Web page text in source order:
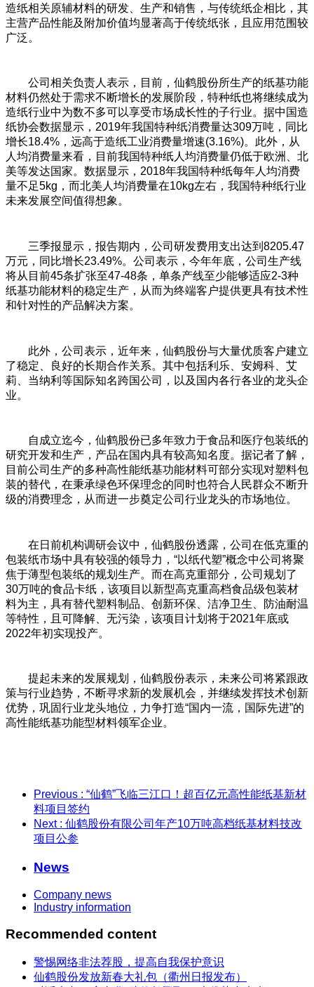
造纸相关原辅材料的研发、生产和销售，与传统纸企相比，其
主营产品性能及附加价值均显著高于传统纸张，且应用范围较
广泛。
公司相关负责人表示，目前，仙鹤股份所生产的纸基功能
材料仍然处于需求不断增长的发展阶段，特种纸也将继续成为
造纸行业中为数不多可以享受市场成长性的子行业。据中国造
纸协会数据显示，2019年我国特种纸消费量达309万吨，同比
增长18.4%，远高于造纸工业消费量增速(3.16%)。此外，从
人均消费量来看，目前我国特种纸人均消费量仍低于欧洲、北
美等发达国家。数据显示，2018年我国特种纸每年人均消费
量不足5kg，而北美人均消费量在10kg左右，我国特种纸行业
未来发展空间值得想象。
三季报显示，报告期内，公司研发费用支出达到8205.47
万元，同比增长23.49%。公司表示，今年年底，公司生产线
将从目前45条扩张至47-48条，单条产线至少能够适应2-3种
纸基功能材料的稳定生产，从而为终端客户提供更具有技术性
和针对性的产品解决方案。
此外，公司表示，近年来，仙鹤股份与大量优质客户建立
了稳定、良好的长期合作关系。其中包括利乐、安姆科、艾
莉、当纳利等国际知名跨国公司，以及国内各行各业的龙头企
业。
自成立迄今，仙鹤股份已多年致力于食品和医疗包装纸的
研究开发和生产，产品在国内具有较高知名度。据记者了解，
目前公司生产的多种高性能纸基功能材料可部分实现对塑料包
装的替代，在秉承绿色环保理念的同时也符合人民群众不断升
级的消费理念，从而进一步奠定公司行业龙头的市场地位。
在日前机构调研会议中，仙鹤股份透露，公司在低克重的
包装纸市场中具有较强的领导力，“以纸代塑”概念中公司将聚
焦于薄型包装纸的规划生产。而在高克重部分，公司规划了
30万吨的食品卡纸，该项目以新型高克重高档食品级包装材
料为主，具有替代塑料制品、创新环保、洁净卫生、防油耐温
等特性，且可降解、无污染，该项目计划将于2021年底或
2022年初实现投产。
提起未来的发展规划，仙鹤股份表示，未来公司将紧跟政
策与行业趋势，不断寻求新的发展机会，并继续发挥技术创新
优势，巩固行业龙头地位，力争打造“国内一流，国际先进”的
高性能纸基功能型材料领军企业。
Previous : “仙鹤”飞临三江口！超百亿元高性能纸基新材
料项目签约
Next : 仙鹤股份有限公司年产10万吨高档纸基材料技改
项目公参
News
Company news
Industry information
Recommended content
警惕网络非法荐股，提高自我保护意识
仙鹤股份发放新春大礼包（衢州日报发布）